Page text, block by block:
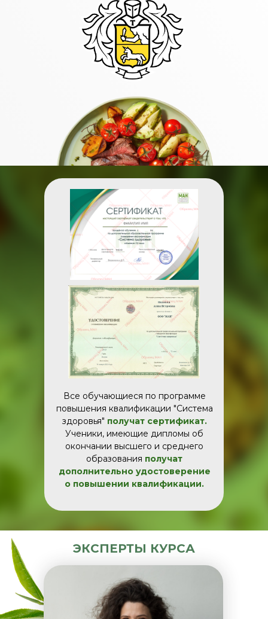
Все обучающиеся по программе
повышения квалификации "Система
здоровья" получат сертификат.
Ученики, имеющие дипломы об
окончании высшего и среднего
образования получат
дополнительно удостоверение
о повышении квалификации.
ЭКСПЕРТЫ КУРСА